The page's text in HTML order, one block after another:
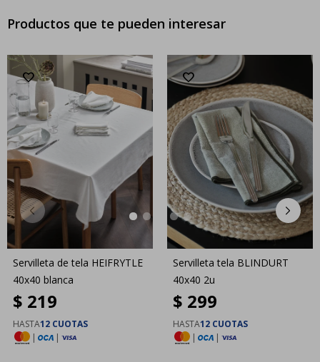
Productos que te pueden interesar
Servilleta de tela HEIFRYTLE
40x40 blanca
$ 219
HASTA12 CUOTAS
|
|
Servilleta tela BLINDURT
40x40 2u
$ 299
HASTA12 CUOTAS
|
|